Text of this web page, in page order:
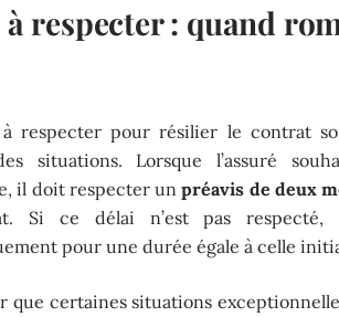
respecter : quand
à respecter pour résilier le contrat
situations. Lorsque l’assuré
il doit respecter unpréavis de deux
Si ce délai n’est pas
pour une durée égale à celle
que certaines situations